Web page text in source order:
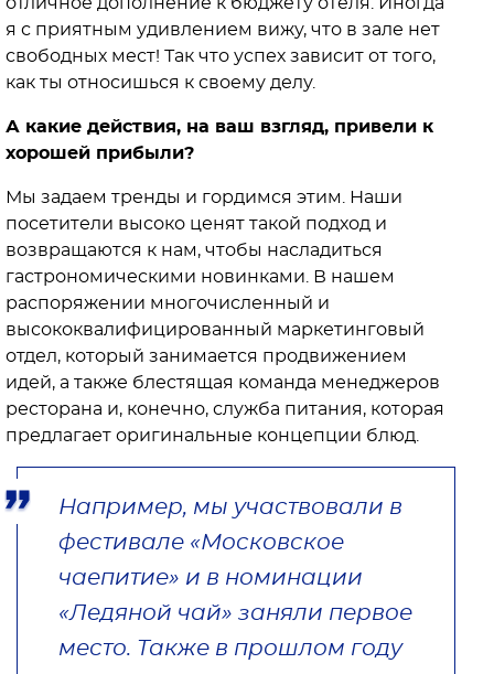
я с приятным удивлением вижу, что в зале нет
свободных мест! Так что успех зависит от того,
как ты относишься к своему делу.
А какие действия, на ваш взгляд, привели к
хорошей прибыли?
Мы задаем тренды и гордимся этим. Наши
посетители высоко ценят такой подход и
возвращаются к нам, чтобы насладиться
гастрономическими новинками. В нашем
распоряжении многочисленный и
высококвалифицированный маркетинговый
отдел, который занимается продвижением
идей, а также блестящая команда менеджеров
ресторана и, конечно, служба питания, которая
предлагает оригинальные концепции блюд.
Например, мы участвовали в
фестивале «Московское
чаепитие» и в номинации
«Ледяной чай» заняли первое
место. Также в прошлом году